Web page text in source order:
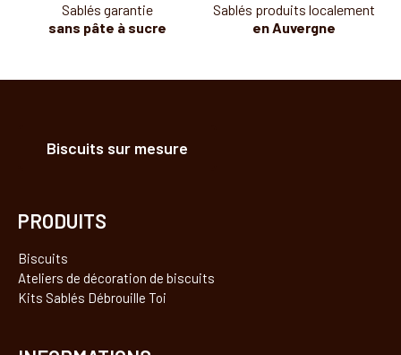
Sablés garantie
sans pâte à sucre
Sablés produits localement
en Auvergne
Biscuits sur mesure
PRODUITS
Biscuits
Ateliers de décoration de biscuits
Kits Sablés Débrouille Toi